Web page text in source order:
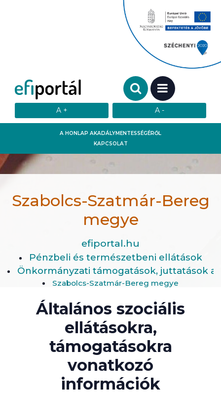
A HONLAP AKADÁLYMENTESSÉGÉRŐL
KAPCSOLAT
Keresendő szó:
MENÜ
Szabolcs-Szatmár-Bereg
megye
efiportal.hu
Pénzbeli és természetbeni ellátások
Önkormányzati támogatások, juttatások
Szabolcs-Szatmár-Bereg megye
Általános szociális
ellátásokra,
támogatásokra
vonatkozó
információk